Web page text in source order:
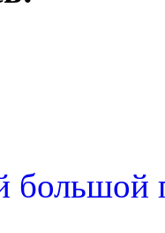
большой